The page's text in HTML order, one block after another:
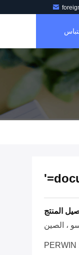
المنتج
، الصين
PERWIN